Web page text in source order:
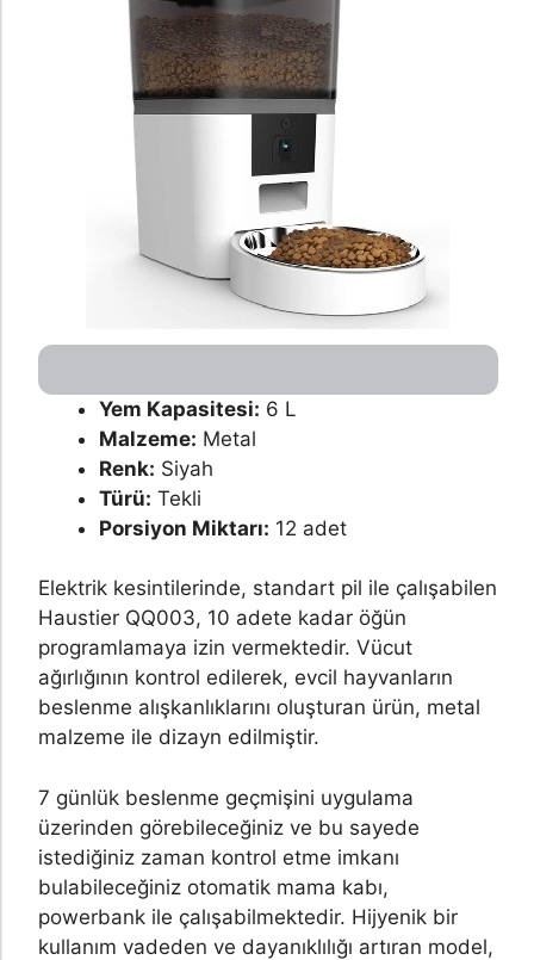
Yem Kapasitesi: 6 L
Malzeme: Metal
Renk: Siyah
Türü: Tekli
Porsiyon Miktarı: 12 adet
Elektrik kesintilerinde, standart pil ile çalışabilen
Haustier QQ003, 10 adete kadar öğün
programlamaya izin vermektedir. Vücut
ağırlığının kontrol edilerek, evcil hayvanların
beslenme alışkanlıklarını oluşturan ürün, metal
malzeme ile dizayn edilmiştir.
7 günlük beslenme geçmişini uygulama
üzerinden görebileceğiniz ve bu sayede
istediğiniz zaman kontrol etme imkanı
bulabileceğiniz otomatik mama kabı,
powerbank ile çalışabilmektedir. Hijyenik bir
kullanım vadeden ve dayanıklılığı artıran model,